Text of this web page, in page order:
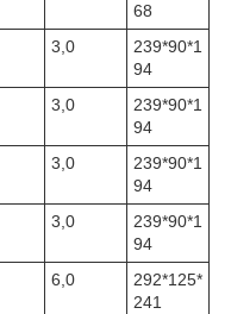
68
3,0
239*90*1
94
3,0
239*90*1
94
3,0
239*90*1
94
3,0
239*90*1
94
6,0
292*125*
241